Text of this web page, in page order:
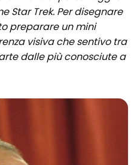
Star Trek. Per disegnare
preparare un mini
visiva che sentivo tra
dalle più conosciute a